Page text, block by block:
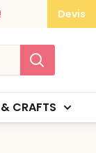
Devis
CRAFTS